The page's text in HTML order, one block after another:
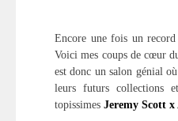
Encore une fois un
Voici mes coups de cœur
est donc un salon génial
leurs futurs collections
topissimes Jeremy Scott x